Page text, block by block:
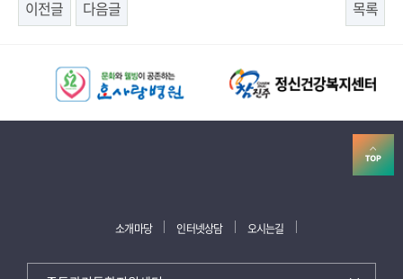
이전글 다음글 목록
소개마당 인터넷상담 오시는길